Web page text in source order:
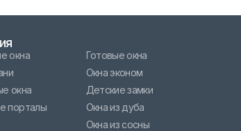
окна
окна
порталы
Готовые окна
Окна эконом
Детские замки
Окна из дуба
Окна из сосны